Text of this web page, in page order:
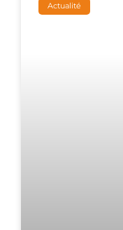
Actualité